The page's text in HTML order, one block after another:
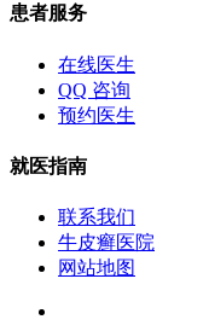
患者服务
在线医生
QQ 咨询
预约医生
就医指南
联系我们
牛皮癣医院
网站地图